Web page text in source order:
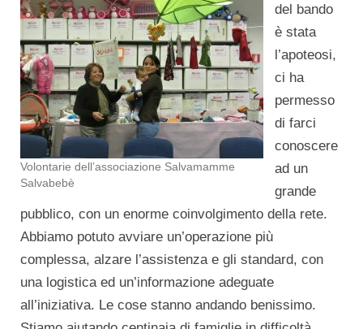
Volontarie dell’associazione Salvamamme
Salvabebè
del bando
è stata
l’apoteosi,
ci ha
permesso
di farci
conoscere
ad un
grande
pubblico, con un enorme coinvolgimento della rete.
Abbiamo potuto avviare un’operazione più
complessa, alzare l’assistenza e gli standard, con
una logistica ed un’informazione adeguate
all’iniziativa. Le cose stanno andando benissimo.